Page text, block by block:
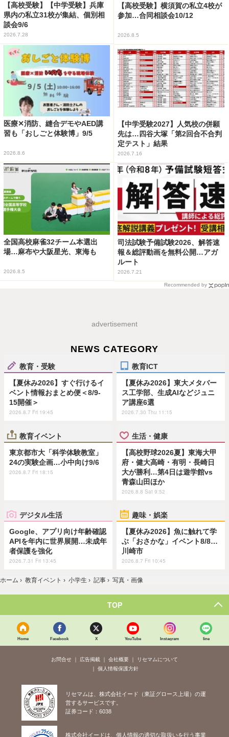
【高校受験】【中学受験】兵庫
県内の私立31校が集結、個別相
談会9/6
2026.7.28
【高校受験】横須賀の私立4校が
参加…合同相談会10/12
2026.8.5
医療✕消防、縫合デモやAED講
習も「おしごと体験博」9/5
2026.8.6
【中学受験2027】人気校の併願
先は…四谷大塚「第2回合不合判
定テスト」結果
2026.7.16
全国高校麻雀32チーム本選出
場…麻布や大阪星光、東海も
2026.8.5
司法試験予備試験2026、解答速
報＆総評動画を無料公開…アガ
ルート
2026.7.21
Recommended by
advertisement
NEWS CATEGORY
教育・受験
【夏休み2026】すぐ行けるイ
ベント情報おまとめ便＜8/9-
15開催＞
2026.8.7 Fri 19:45
教育ICT
【夏休み2026】東大メタバー
ス工学部、生成AIなどジュニ
ア講座6選
2026.7.30 Thu 11:15
教育イベント
東京都市大「科学体験教室」
24の実験企画…小中向け9/6
2026.8.7 Fri 18:15
生活・健康
【高校野球2026夏】東海大甲
府・健大高崎・有明・長崎日
大が勝利…第4日は遊学館vs
青森山田ほか
2026.8.8 Sat 9:52
デジタル生活
Google、アプリ向け年齢確認
APIを年内に世界展開…未成年
者保護を強化
2026.7.31 Fri 13:45
趣味・娯楽
【夏休み2026】魚に触れて学
ぶ「おさかな」イベント8/8…
川崎市
2026.8.7 Fri 10:45
ホーム › 教育イベント › 小学生 › 記事 › 写真・画像
TOP
Home Facebook X YouTube Instagram line
お問合せ 広告掲載 会社概要
リセマムについて
個人情報保護方針
リセマムは、株式会社イード（東証グロース上場）の運
営するサービスです。
証券コード：6038
株式会社イードは、個人情報の適切な取扱いを行う事業